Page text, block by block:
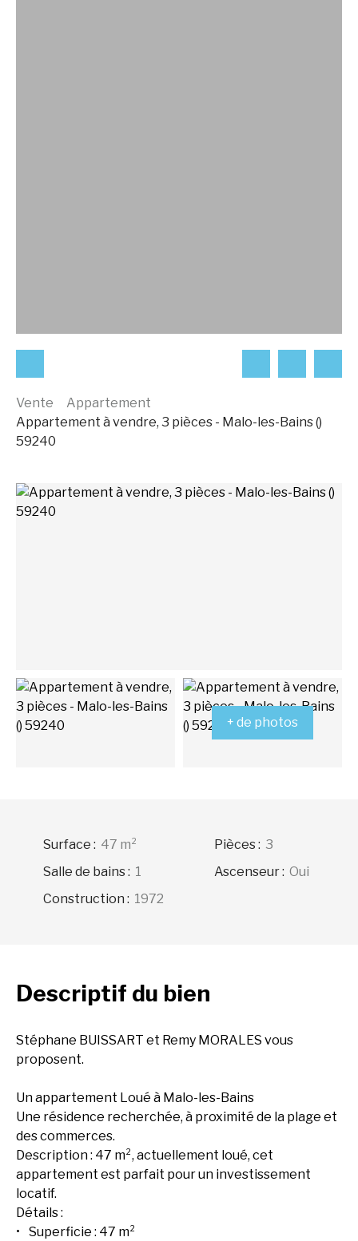
Vente
Appartement
Appartement à vendre, 3 pièces - Malo-les-Bains ()
59240
+ de photos
Surface : 47 m² Pièces: 3
Salle de bains: 1 Ascenseur: Oui
Construction : 1972
Descriptif du bien
Stéphane BUISSART et Remy MORALES vous
proposent.
Un appartement Loué à Malo-les-Bains
Une résidence recherchée, à proximité de la plage et
des commerces.
Description : 47 m², actuellement loué, cet
appartement est parfait pour un investissement
locatif.
Détails :
Superficie : 47 m²